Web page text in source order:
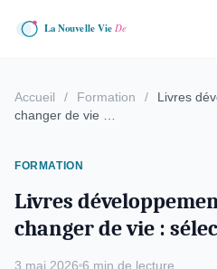
Accueil / Formation /
Livres
changer de vie …
FORMATION
Livres
changer de vie :
3 mai 2026 6 min de lecture